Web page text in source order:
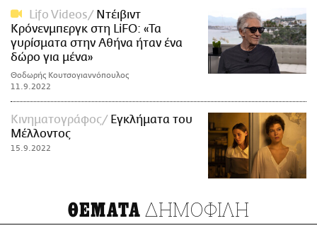
Lifo Videos
Ντέιβιντ
Κρόνενμπεργκ στη LiFO: «Τα
γυρίσματα στην Αθήνα ήταν ένα
δώρο για μένα»
Θοδωρής Κουτσογιαννόπουλος
11.9.2022
Κινηματογράφος Eγκλήματα του
Μέλλοντος
15.9.2022
ΘΕΜΑΤΑ ΔΗΜΟΦΙΛΗ